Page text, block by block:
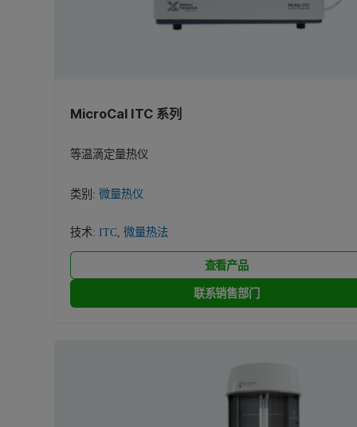
MicroCal ITC 系列
等温滴定量热仪
类别:微量热仪
技术:ITC ,微量热法
查看产品
联系销售部门